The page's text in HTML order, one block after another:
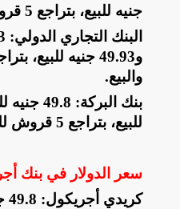
جنيه للبيع، بتراجع 5 قروش للشراء والبيع
والبيع.
للبيع، بتراجع 5 قروش للشراء والبيع
سعر الدولار في بنك